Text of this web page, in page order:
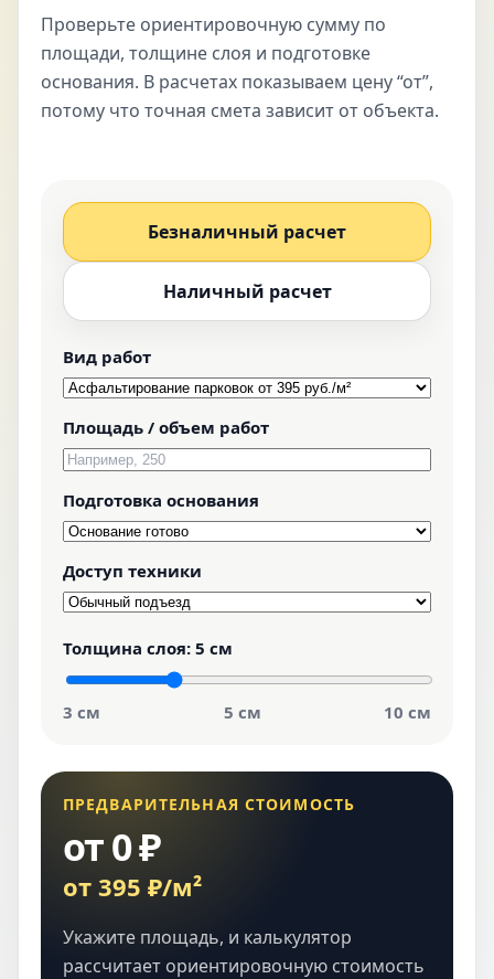
Проверьте ориентировочную сумму по
площади, толщине слоя и подготовке
основания. В расчетах показываем цену “от”,
потому что точная смета зависит от объекта.
Безналичный расчет
Наличный расчет
Вид работ
Площадь / объем работ
Подготовка основания
Доступ техники
Толщина слоя: 5 см
3 см 5 см 10 см
ПРЕДВАРИТЕЛЬНАЯ СТОИМОСТЬ
от 0 ₽
от 395 ₽/м²
Укажите площадь, и калькулятор
рассчитает ориентировочную стоимость